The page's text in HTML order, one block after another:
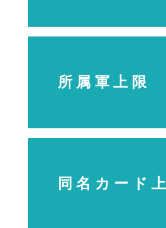
所属軍上限
同名カード